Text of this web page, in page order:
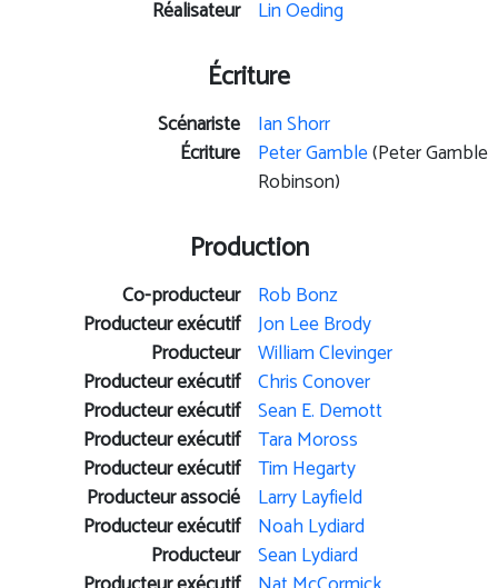
Réalisateur Lin Oeding
Écriture
Scénariste Ian Shorr
Écriture Peter Gamble(Peter Gamble
Robinson)
Production
Co-producteur Rob Bonz
Producteur exécutif Jon Lee Brody
Producteur William Clevinger
Producteur exécutif Chris Conover
Producteur exécutif Sean E. Demott
Producteur exécutif Tara Moross
Producteur exécutif Tim Hegarty
Producteur associé Larry Layfield
Producteur exécutif Noah Lydiard
Producteur Sean Lydiard